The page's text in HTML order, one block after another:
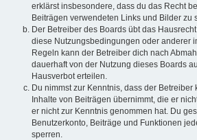
erklärst insbesondere, dass du das Recht
Beiträgen verwendeten Links und Bilder zu
Der Betreiber des Boards übt das
diese Nutzungsbedingungen oder anderer
Regeln kann der Betreiber dich nach
dauerhaft von der Nutzung dieses Boards
Hausverbot erteilen.
Du nimmst zur Kenntnis, dass der Betreiber
Inhalte von Beiträgen übernimmt, die er
er nicht zur Kenntnis genommen hat. Du
Benutzerkonto, Beiträge und Funktionen
sperren.